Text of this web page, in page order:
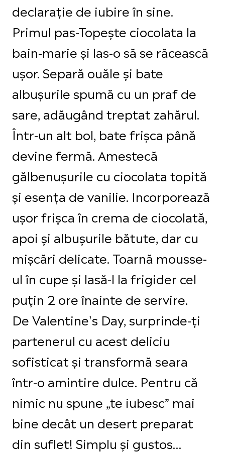
declarație de iubire în sine.
Primul pas-Topește ciocolata la
bain-marie și las-o să se răcească
ușor. Separă ouăle și bate
albușurile spumă cu un praf de
sare, adăugând treptat zahărul.
Într-un alt bol, bate frișca până
devine fermă. Amestecă
gălbenușurile cu ciocolata topită
și esența de vanilie. Incorporează
ușor frișca în crema de ciocolată,
apoi și albușurile bătute, dar cu
mișcări delicate. Toarnă mousse-
ul în cupe și lasă-l la frigider cel
puțin 2 ore înainte de servire.
De Valentine's Day, surprinde-ți
partenerul cu acest deliciu
sofisticat și transformă seara
într-o amintire dulce. Pentru că
nimic nu spune „te iubesc” mai
bine decât un desert preparat
din suflet! Simplu și gustos…